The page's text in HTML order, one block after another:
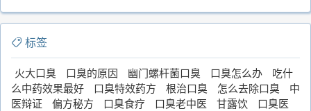
标签
火大口臭 口臭的原因 幽门螺杆菌口臭 口臭怎么办
吃什
么中药效果最好
口臭特效药方 根治口臭 怎么去除口臭
中
医辩证
偏方秘方 口臭食疗 口臭老中医 甘露饮
口臭医